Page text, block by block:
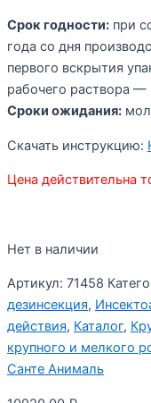
Срок годности: при
года со дня
первого вскрытия
рабочего раствора —
Сроки ожидания:
Скачать инструкцию:
Цена действительна
Нет в наличии
Артикул: 71458
дезинсекция,
действия, Каталог,
крупного и мелкого
Санте Анималь